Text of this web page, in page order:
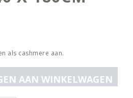
als cashmere aan.
AAN WINKELWAGEN